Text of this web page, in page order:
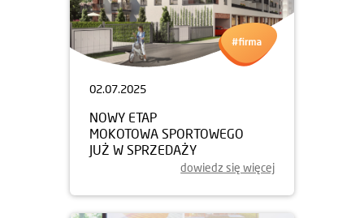
02.07.2025
NOWY ETAP
MOKOTOWA SPORTOWEGO
JUŻ W SPRZEDAŻY
dowiedz się więcej